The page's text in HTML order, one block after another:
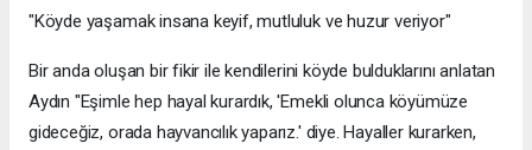
"Köyde yaşamak insana keyif, mutluluk ve huzur veriyor"
Bir anda oluşan bir fikir ile kendilerini köyde bulduklarını anlatan
Aydın "Eşimle hep hayal kurardık, 'Emekli olunca köyümüze
gideceğiz, orada hayvancılık yaparız.' diye. Hayaller kurarken,